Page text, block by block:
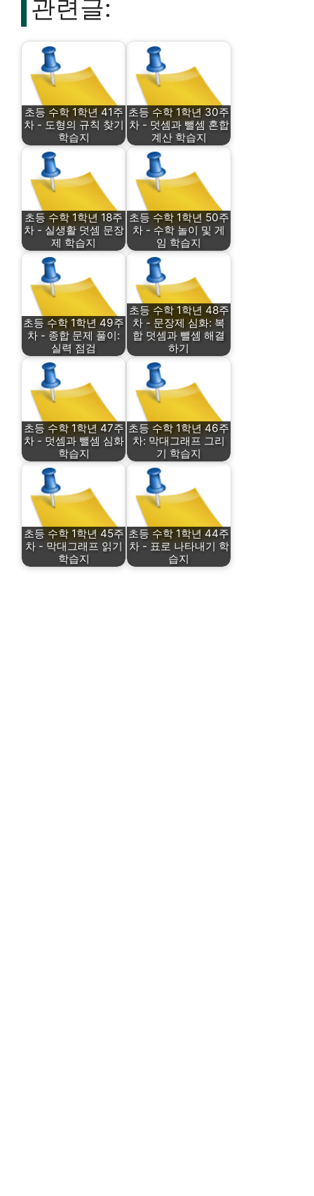
관련글:
초등 수학 1학년 41주
차 - 도형의 규칙 찾기
학습지
초등 수학 1학년 30주
차 - 덧셈과 뺄셈 혼합
계산 학습지
초등 수학 1학년 18주
차 - 실생활 덧셈 문장
제 학습지
초등 수학 1학년 50주
차 - 수학 놀이 및 게
임 학습지
초등 수학 1학년 49주
차 - 종합 문제 풀이:
실력 점검
초등 수학 1학년 48주
차 - 문장제 심화: 복
합 덧셈과 뺄셈 해결
하기
초등 수학 1학년 47주
차 - 덧셈과 뺄셈 심화
학습지
초등 수학 1학년 46주
차: 막대그래프 그리
기 학습지
초등 수학 1학년 45주
차 - 막대그래프 읽기
학습지
초등 수학 1학년 44주
차 - 표로 나타내기 학
습지